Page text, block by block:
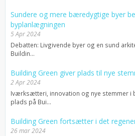
Sundere og mere bæredygtige byer
byplanlægningen
5 Apr 2024
Debatten: Livgivende byer og en sund
Buildin...
Building Green giver plads til nye
2 Apr 2024
Iværksætteri, innovation og nye stemmer i
plads på Bui...
Building Green fortsætter i det
26 mar 2024